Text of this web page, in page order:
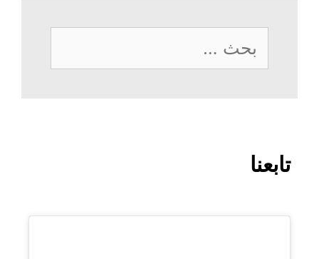
عن:
تابعنا